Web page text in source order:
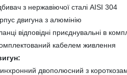
з нержавіючої сталі AISI 304
двигуна з алюмінію
відповідні приєднувальні в
кабелем живлення
двополюсний з